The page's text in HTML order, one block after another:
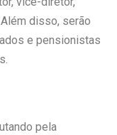
disso, serão
e pensionistas
pela